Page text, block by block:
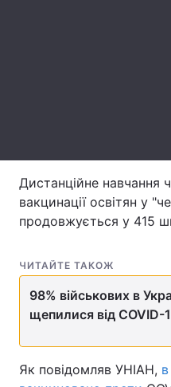
Тема оформлення
Дистанційне навчання
вакцинації освітян у
продовжується у 415
ЧИТАЙТЕ ТАКОЖ
98% військових в
щепилися від
Як повідомляв УНІАН,